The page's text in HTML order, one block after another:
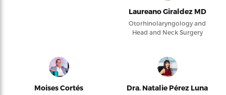
Laureano Giraldez MD
Otorhinolaryngology and
Head and Neck Surgery
Moises Cortés Dra. Natalie Pérez Luna